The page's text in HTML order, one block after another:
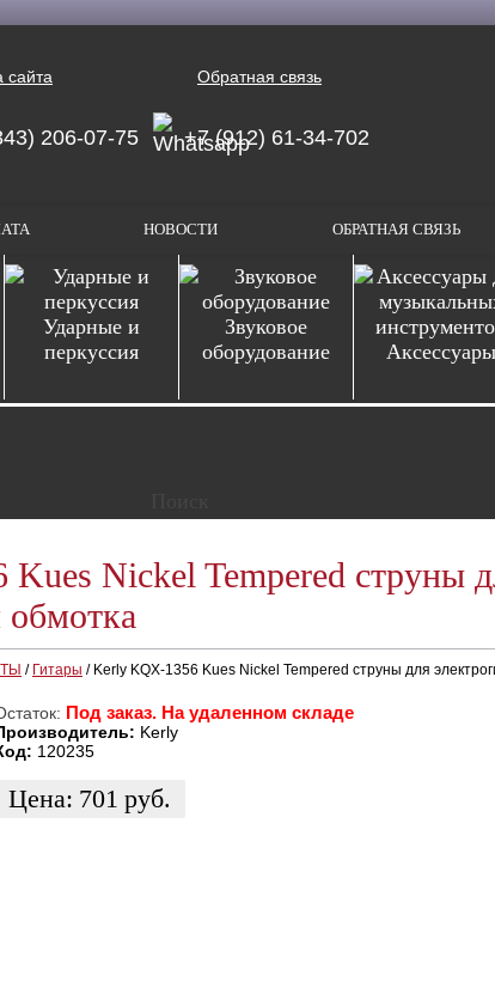
сайта Обратная связь
206-07-75 +7 (912) 61-34-702
НОВОСТИ ОБРАТНАЯ СВЯЗЬ
Ударные и
перкуссия
Звуковое
оборудование
Аксессуары
Nickel Tempered струны
обмотка
/ Гитары / Kerly KQX-1356 Kues Nickel Tempered струны для
Под заказ. На удаленном складе
Kerly
120235
Цена: 701 руб.